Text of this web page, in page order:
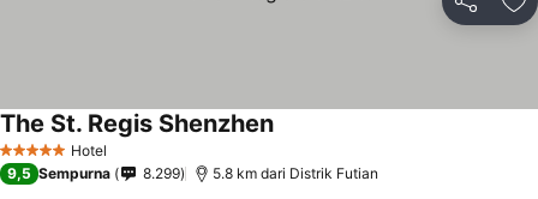
Bagikan
5 Bintang Hotel
The St. Regis ShenzhenLihat harga
9,5 Sempurna 8.299 5.8 km dari Distrik Futian